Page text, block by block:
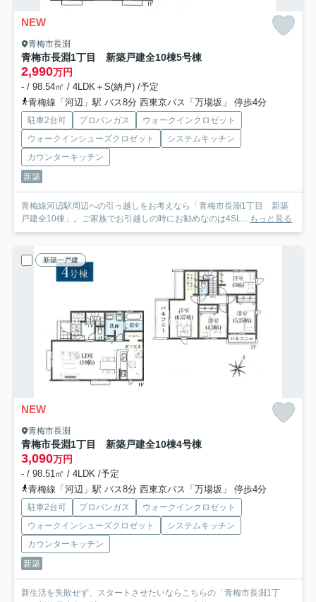
NEW
青梅市長淵
青梅市長淵1丁目 新築戸建全10棟5号棟
2,990万円
- / 98.54㎡ / 4LDK＋S(納戸) /予定
青梅線「河辺」駅 バス8分 西東京バス「万場坂」 停歩4分
駐車2台可 プロパンガス
ウォークインクロゼット
ウォークインシューズクロゼット
システムキッチン
カウンターキッチン
新築
青梅線河辺駅周辺への引っ越しをお考えなら「青梅市長淵1丁目 新築
戸建全10棟」。ご家族でお引越しの時にお勧めなのは4SL... もっと見る
新築一戸建
NEW
青梅市長淵
青梅市長淵1丁目 新築戸建全10棟4号棟
3,090万円
- / 98.51㎡ / 4LDK /予定
青梅線「河辺」駅 バス8分 西東京バス「万場坂」 停歩4分
駐車2台可 プロパンガス
ウォークインクロゼット
ウォークインシューズクロゼット
システムキッチン
カウンターキッチン
新築
新生活を失敗せず、スタートさせたいならこちらの「青梅市長淵1丁